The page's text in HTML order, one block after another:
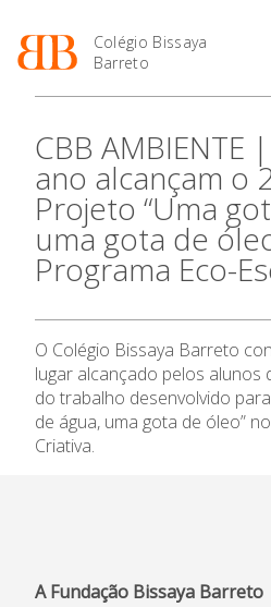
Colégio Bissaya
Barreto
O
Projeto Educativo
Organização
Colaboradores Docentes
Colaboradores Não
Docentes
Regulamentos
Jornal “O Coreto”
Privacidade
Oferta
Enriquecimento Curricular
Oferta Curricular
Atividades Extracurriculares
Serviços
Sala de Estudo
Letiva
Academia de LínguasEnsino
Profissionais
Matrículas
Horários e Manuais
Curso de Técnico de
Termalismo
Curso de Técnico/a de Apoio
Ofertas de Emprego
Ano
2027
Calendários
Portal do Professor
Portal do Aluno/Encarregado
de Educação
Secretariado de Exames
CBB AMBIENTE
ano alcançam o
Projeto “Uma
uma gota de
Programa Eco-
O Colégio Bissaya Barreto
lugar alcançado pelos alunos
do trabalho desenvolvido
de água, uma gota de óleo”
Criativa.
A Fundação Bissaya Barreto